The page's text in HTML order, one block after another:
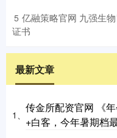
5 亿融策略官网 九强生
证书
最新文章
1、
传金所配资官网 《
+白客，今年暑期档